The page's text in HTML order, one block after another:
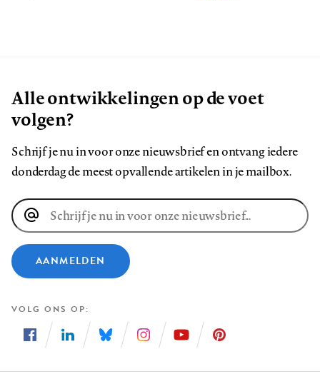
Alle ontwikkelingen op de voet
volgen?
Schrijf je nu in voor onze nieuwsbrief en ontvang iedere
donderdag de meest opvallende artikelen in je mailbox.
E-
mailadres
AANMELDEN
VOLG ONS OP
ons
ons
ons
ons
ons
ons